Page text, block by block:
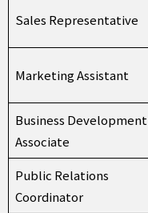
Sales Representative
Marketing Assistant
Business Development
Associate
Public Relations
Coordinator